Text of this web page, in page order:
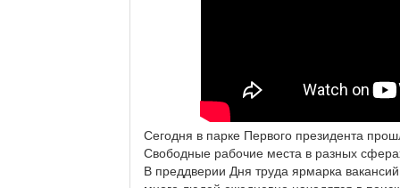
Сегодня в парке Первого президента
Свободные рабочие места в разных
В преддверии Дня труда ярмарка